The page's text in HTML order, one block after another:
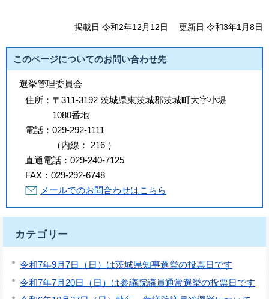
掲載日 令和2年12月12日 更新日 令和3年1月8日
このページについてのお問い合わせ先
選挙管理委員会
住所： 〒311-3192 茨城県東茨城郡茨城町大字小堤
1080番地
電話： 029-292-1111
（内線 ： 216 ）
直通電話： 029-240-7125
FAX： 029-292-6748
メールでのお問合わせはこちら
カテゴリー
令和7年9月7日（日）は茨城県知事選挙の投票日です
令和7年7月20日（日）は参議院議員通常選挙の投票日です